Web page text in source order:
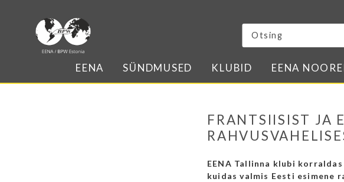
EENA SÜNDMUSED KLUBID EENA
FRANTSIISIST JA
EENA Tallinna klubi
kuidas valmis Eesti esimene